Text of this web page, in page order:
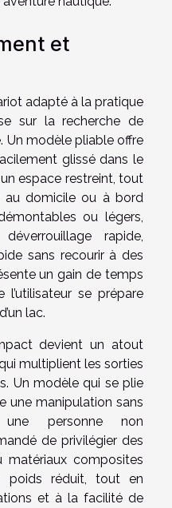
et
adapté à la pratique
sur la recherche de
Un modèle pliable offre
glissé dans le
espace restreint, tout
au domicile ou à bord
ou légers,
rapide,
sans recourir à des
un gain de temps
l’utilisateur se prépare
lac.
devient un atout
multiplient les sorties
Un modèle qui se plie
une manipulation sans
personne non
de privilégier des
matériaux composites
poids réduit, tout en
et à la facilité de